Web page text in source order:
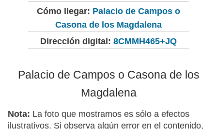
Cómo llegar: Palacio de Campos o
Casona de los Magdalena
Dirección digital: 8CMMH465+JQ
Palacio de Campos o Casona de los
Magdalena
Nota: La foto que mostramos es sólo a efectos
ilustrativos. Si observa algún error en el contenido,